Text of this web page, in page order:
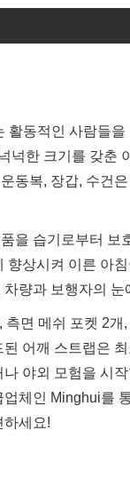
동적인 사람들
넉한 크기를 갖
동복, 장갑, 수건
을 습기로부터
상시켜 이른 아
량과 보행자의 눈
면 메쉬 포켓 2
어깨 스트랩은
야외 모험을 시
체인 Minghui를
하세요!